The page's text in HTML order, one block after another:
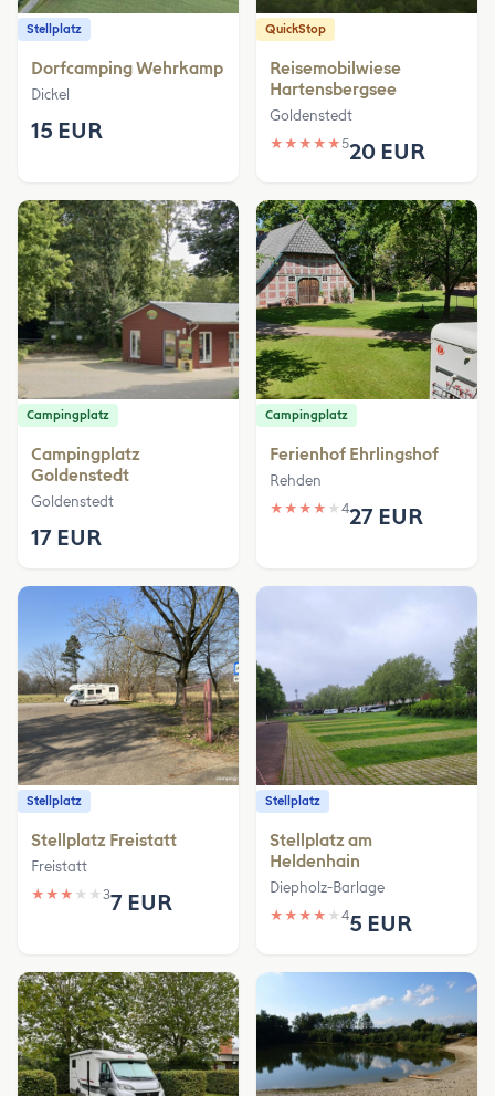
Stellplatz
Dorfcamping Wehrkamp
Dickel
15 EUR
QuickStop
Reisemobilwiese
Hartensbergsee
Goldenstedt
★ ★ ★ ★ ★520 EUR
Campingplatz
Campingplatz
Goldenstedt
Goldenstedt
17 EUR
Campingplatz
Ferienhof Ehrlingshof
Rehden
★ ★ ★ ★ ★ 427 EUR
Stellplatz
Stellplatz Freistatt
Freistatt
★ ★ ★ ★ ★ 37 EUR
Stellplatz
Stellplatz am
Heldenhain
Diepholz-Barlage
★ ★ ★ ★ ★ 45 EUR